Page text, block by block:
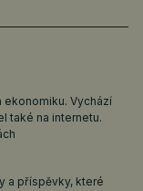
Vychází
také na internetu.
a příspěvky, které